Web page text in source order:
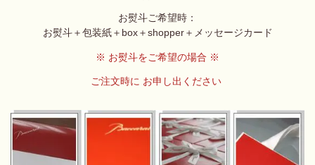
お熨斗ご希望時：
お熨斗＋包装紙＋box＋shopper＋メッセージカード
※ お熨斗をご希望の場合 ※
ご注文時に お申し出ください